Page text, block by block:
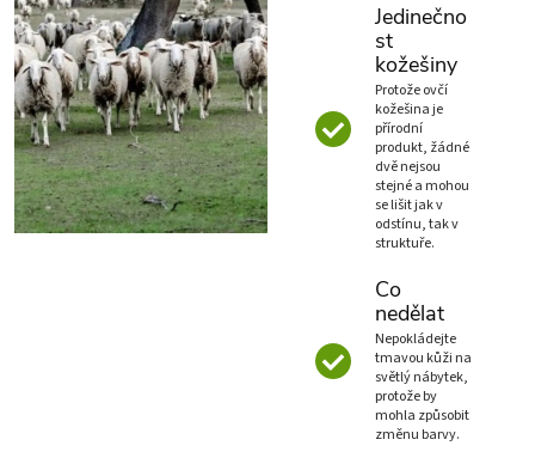
Jedinečno
st
kožešiny
Protože ovčí
kožešina je
přírodní
produkt, žádné
dvě nejsou
stejné a mohou
se lišit jak v
odstínu, tak v
struktuře.
Co
nedělat
Nepokládejte
tmavou kůži na
světlý nábytek,
protože by
mohla způsobit
změnu barvy.